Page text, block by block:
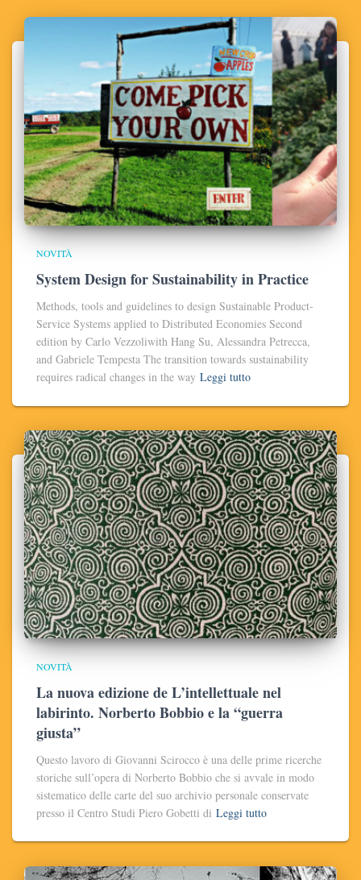
NOVITÀ
System Design for Sustainability in Practice
Methods, tools and guidelines to design Sustainable Product-
Service Systems applied to Distributed Economies Second
edition by Carlo Vezzoliwith Hang Su, Alessandra Petrecca,
and Gabriele Tempesta The transition towards sustainability
requires radical changes in the way Leggi tutto
NOVITÀ
La nuova edizione de L’intellettuale nel
labirinto. Norberto Bobbio e la “guerra
giusta”
Questo lavoro di Giovanni Scirocco è una delle prime ricerche
storiche sull’opera di Norberto Bobbio che si avvale in modo
sistematico delle carte del suo archivio personale conservate
presso il Centro Studi Piero Gobetti di Leggi tutto